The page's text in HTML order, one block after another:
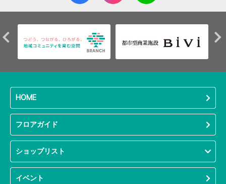
HOME
フロアガイド
ショップリスト
イベント